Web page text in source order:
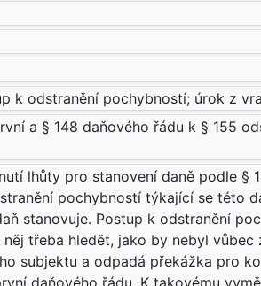
k odstranění pochybností; úrok z
a § 148 daňového řádu k § 155
lhůty pro stanovení daně podle
pochybností týkající se této
stanovuje. Postup k odstranění
třeba hledět, jako by nebyl
subjektu a odpadá překážka pro
daňového řádu. K takovému